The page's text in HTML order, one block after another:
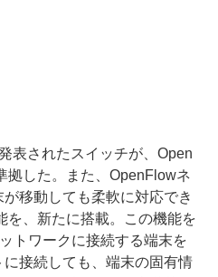
表されたスイッチが、Open
拠した。また、OpenFlowネ
移動しても柔軟に対応でき
を、新たに搭載。この機能を
トワークに接続する端末を
接続しても、端末の固有情